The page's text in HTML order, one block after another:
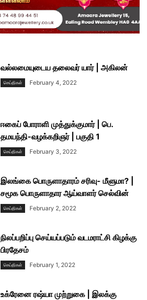
வல்லமையுடைய தலைவர் யார் | அகிலன்
செய்திகள் February 4, 2022
ஈகைப் போராளி முத்துக்குமார் | பெ.
தமயந்தி-வழக்கறிஞர் | பகுதி 1
செய்திகள் February 3, 2022
இலங்கை பொருளாதாரம் சரிவு- மீளுமா? |
சமூக பொருளாதார ஆய்வாளர் செல்வின்
செய்திகள் February 2, 2022
நிலப்பறிப்பு செய்யப்படும் வடமராட்சி கிழக்கு
பிரதேசம்
செய்திகள் February 1, 2022
உக்ரேனை ரஷ்யா முற்றுகை | இலக்கு